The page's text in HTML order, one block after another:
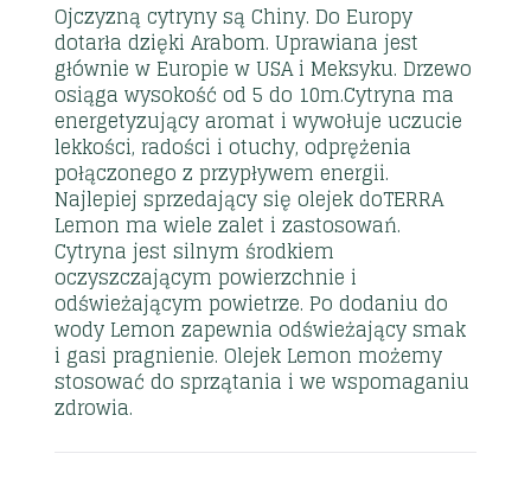
Ojczyzną cytryny są Chiny. Do Europy
dotarła dzięki Arabom. Uprawiana jest
głównie w Europie w USA i Meksyku. Drzewo
osiąga wysokość od 5 do 10m.Cytryna ma
energetyzujący aromat i wywołuje uczucie
lekkości, radości i otuchy, odprężenia
połączonego z przypływem energii.
Najlepiej sprzedający się olejek doTERRA
Lemon ma wiele zalet i zastosowań.
Cytryna jest silnym środkiem
oczyszczającym powierzchnie i
odświeżającym powietrze. Po dodaniu do
wody Lemon zapewnia odświeżający smak
i gasi pragnienie. Olejek Lemon możemy
stosować do sprzątania i we wspomaganiu
zdrowia.